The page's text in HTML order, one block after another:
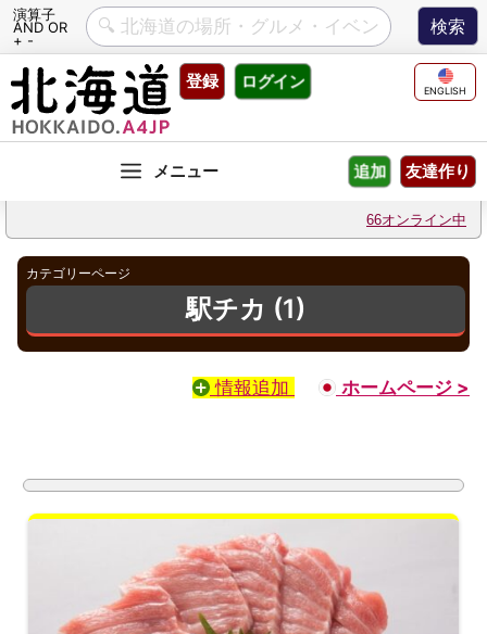
演算子
AND OR
+ -
Skip
content
登録 ログイン ENGLISH
友達作り
追加
66オンライン中
カテゴリーページ
駅チカ (1)
情報追加 ホームページ >